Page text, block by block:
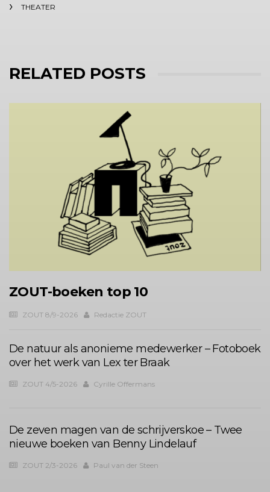
THEATER
RELATED POSTS
ZOUT-boeken top 10
ZOUT 8/9-2026 Redactie ZOUT
De natuur als anonieme medewerker – Fotoboek
over het werk van Lex ter Braak
ZOUT 4/5-2026 Cyrille Offermans
De zeven magen van de schrijverskoe – Twee
nieuwe boeken van Benny Lindelauf
ZOUT 2/3-2026 Paul van der Steen